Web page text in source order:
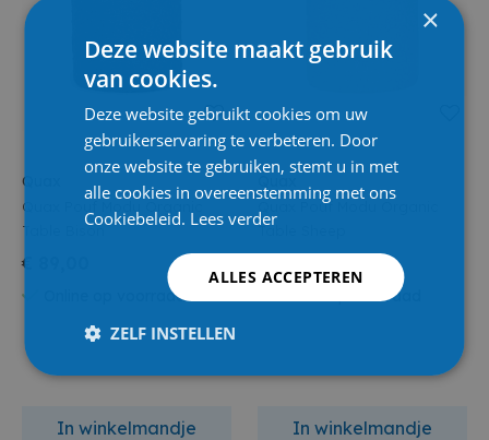
Quax
Quax Pouf Modu Organic
Table Bison
€ 89,00
Online op voorraad
In winkelmandje
Quax
Quax Pouf Modu Organic
Table Sheep
Online op voorraad
In winkelmandje
×
Deze website maakt gebruik
van cookies.
Deze website gebruikt cookies om uw
gebruikerservaring te verbeteren. Door
onze website te gebruiken, stemt u in met
alle cookies in overeenstemming met ons
Cookiebeleid. Lees verder
ALLES ACCEPTEREN
ZELF INSTELLEN